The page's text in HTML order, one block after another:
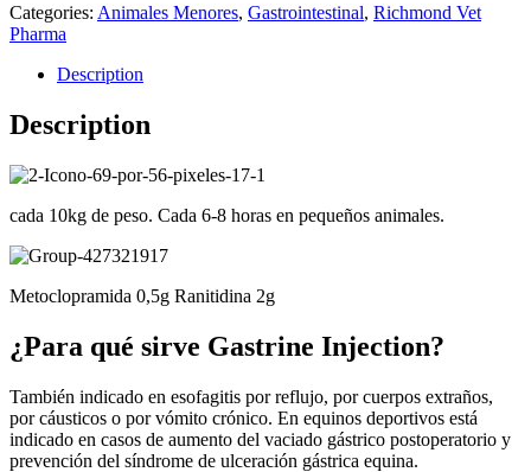
Categories: Animales Menores, Gastrointestinal, Richmond Vet
Pharma
Description
Description
cada 10kg de peso. Cada 6-8 horas en pequeños animales.
Metoclopramida 0,5g Ranitidina 2g
¿Para qué sirve Gastrine Injection?
También indicado en esofagitis por reflujo, por cuerpos extraños,
por cáusticos o por vómito crónico. En equinos deportivos está
indicado en casos de aumento del vaciado gástrico postoperatorio y
prevención del síndrome de ulceración gástrica equina.